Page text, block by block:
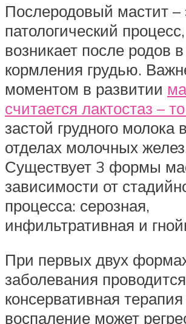
Послеродовый мастит –
патологический
возникает после родов
кормления грудью.
моментом в развитии
считается лактостаз –
застой грудного молока
отделах молочных
Существует 3 формы
зависимости от
процесса: серозная,
инфильтративная и
При первых двух
заболевания проводится
консервативная
воспаление может